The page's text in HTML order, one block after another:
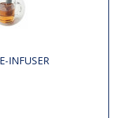
INFUSER